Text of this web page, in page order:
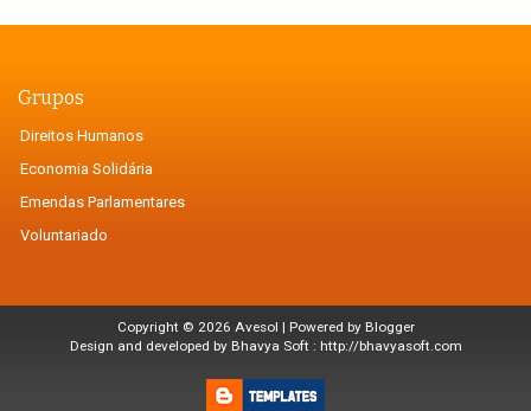
Grupos
Direitos Humanos
Economia Solidária
Emendas Parlamentares
Voluntariado
Copyright © 2026 Avesol | Powered by Blogger
Design and developed by Bhavya Soft : http://bhavyasoft.com